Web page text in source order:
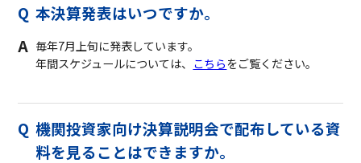
本決算発表はいつですか。
毎年7月上旬に発表しています。
年間スケジュールについては、 こちら をご覧ください。
機関投資家向け決算説明会で配布している資
料を見ることはできますか。